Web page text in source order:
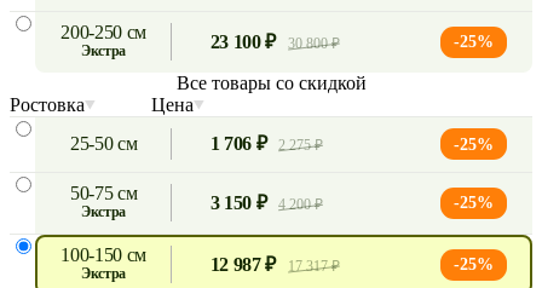
200-250 см
экстра 23 100 ₽ 30 800 ₽ -25%
Все товары со скидкой
Ростовка
Цена
25-50 см
1 706 ₽ 2 275 ₽ -25%
50-75 см
экстра 3 150 ₽ 4 200 ₽ -25%
100-150 см
экстра 12 987 ₽ 17 317 ₽ -25%